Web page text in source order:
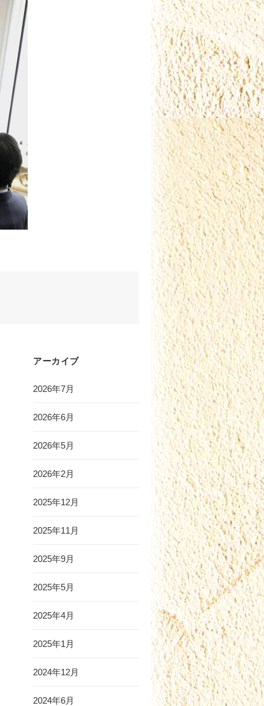
アーカイブ
2026年7月
2026年6月
2026年5月
2026年2月
2025年12月
2025年11月
2025年9月
2025年5月
2025年4月
2025年1月
2024年12月
2024年6月